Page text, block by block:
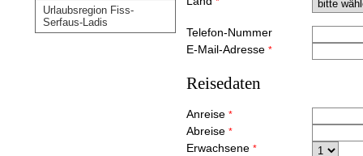
Urlaubsregion Fiss-
Serfaus-Ladis
Telefon-Nummer
E-Mail-Adresse *
Reisedaten
Anreise *
Abreise *
Erwachsene *